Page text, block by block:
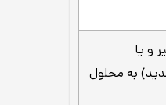
سرد، شیر و یا
تنها با 4 شیک (تکان شدید) به محلول